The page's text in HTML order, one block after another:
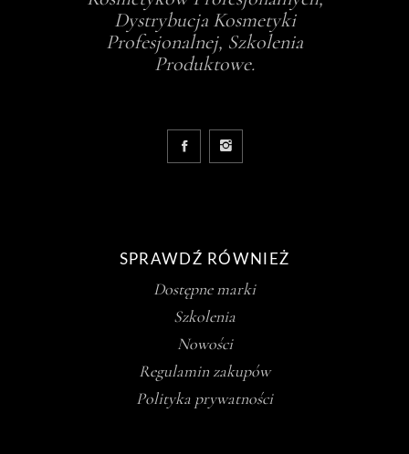
Dystrybucja Kosmetyki
Profesjonalnej, Szkolenia
Produktowe.
SPRAWDŹ RÓWNIEŻ
Dostępne marki
Szkolenia
Nowości
Regulamin zakupów
Polityka prywatności